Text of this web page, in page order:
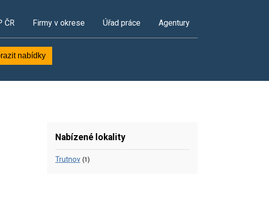
ČR Firmy v okrese Úřad práce Agentury
nabídky
Nabízené lokality
Trutnov (1)